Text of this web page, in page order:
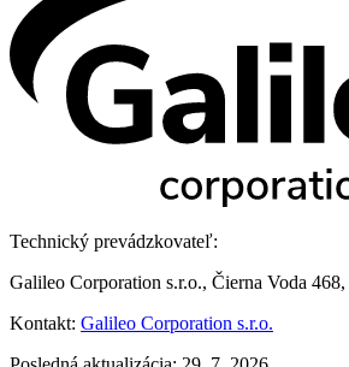
Technický prevádzkovateľ:
Galileo Corporation s.r.o., Čierna Voda
Kontakt: Galileo Corporation s.r.o.